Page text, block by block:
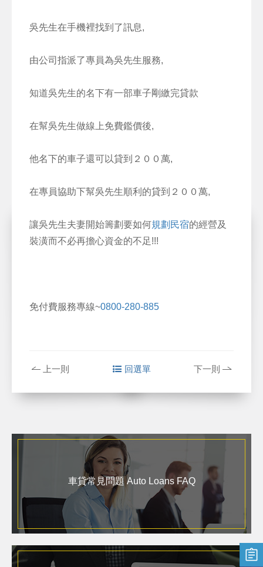
吳先生在手機裡找到了訊息,
由公司指派了專員為吳先生服務,
知道吳先生的名下有一部車子剛繳完貸款
在幫吳先生做線上免費鑑價後,
他名下的車子還可以貸到２００萬,
在專員協助下幫吳先生順利的貸到２００萬,
讓吳先生夫妻開始籌劃要如何規劃民宿的經營及
裝潢而不必再擔心資金的不足!!!
免付費服務專線~0800-280-885
上一則 下一則
回選單
車貸常見問題 Auto Loans FAQ